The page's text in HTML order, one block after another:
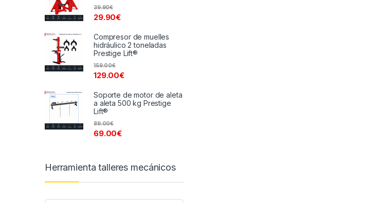
29.90€
39.90€
Compresor de muelles
hidráulico 2 toneladas
Prestige Lift®
129.00€
159.00€
Soporte de motor de aleta
a aleta 500 kg Prestige
Lift®
69.00€
89.00€
Herramienta talleres mecánicos